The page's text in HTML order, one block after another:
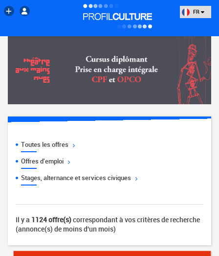
FR
Toutes les offres
Offres d'emploi
Stages, alternance et services civiques
Il y a 1124 offre(s)correspondant à vos critères de recherche
(annonce(s) de moins d'un mois)